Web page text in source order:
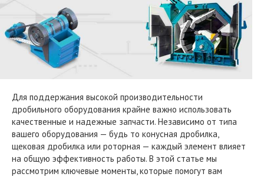
Для поддержания высокой производительности
дробильного оборудования крайне важно использовать
качественные и надежные запчасти. Независимо от типа
вашего оборудования — будь то конусная дробилка,
щековая дробилка или роторная — каждый элемент влияет
на общую эффективность работы. В этой статье мы
рассмотрим ключевые моменты, которые помогут вам